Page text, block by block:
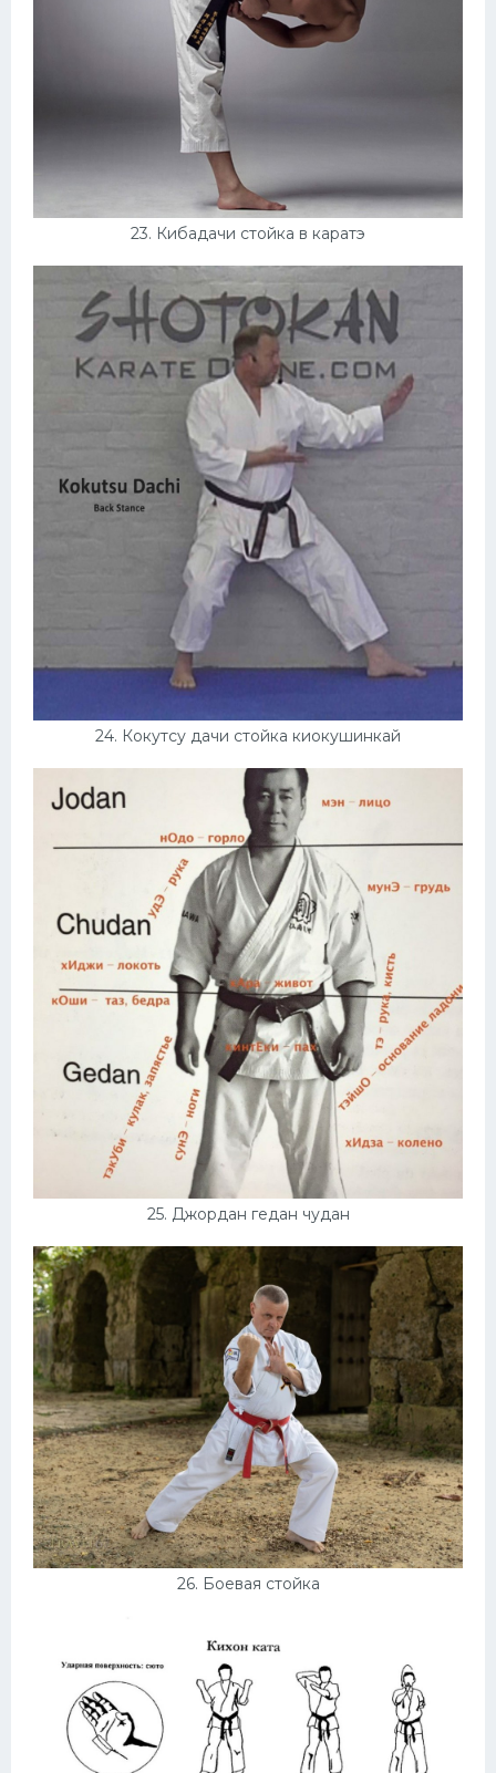
23. Кибадачи стойка в каратэ
24. Кокутсу дачи стойка киокушинкай
25. Джордан гедан чудан
26. Боевая стойка